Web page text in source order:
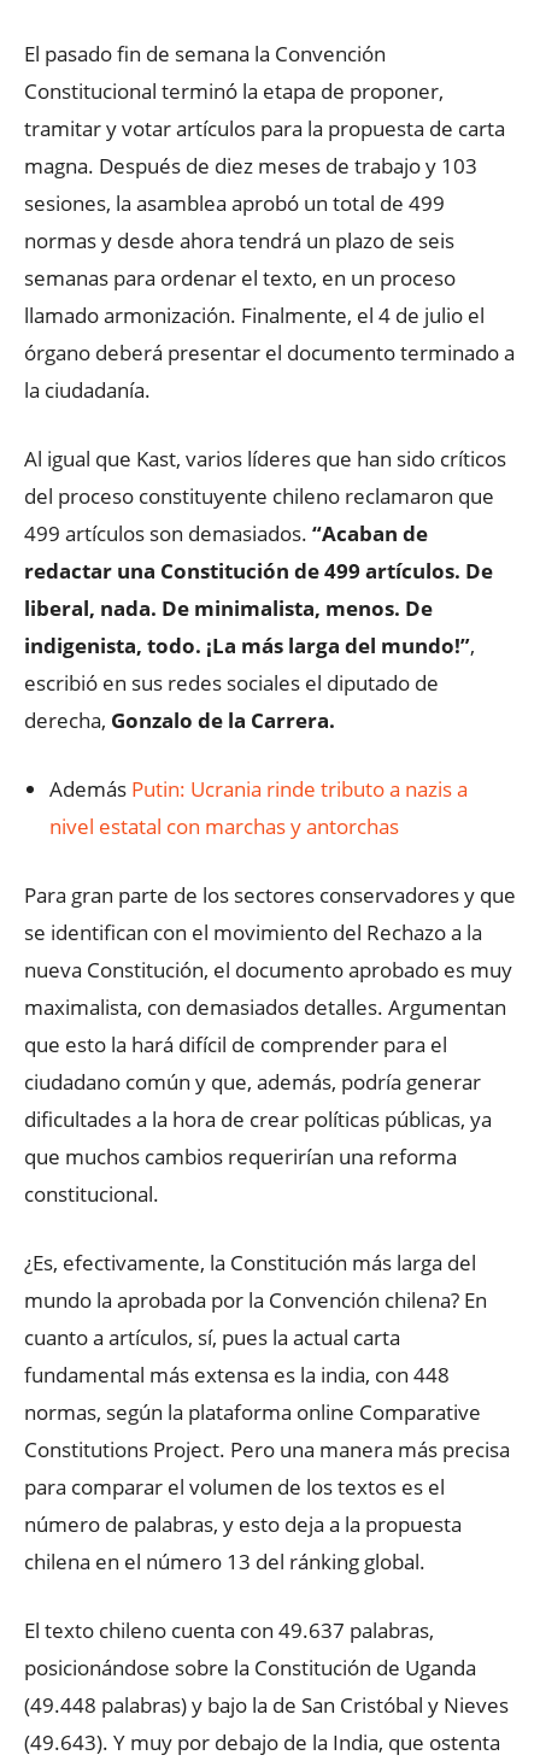
El pasado fin de semana la Convención
Constitucional terminó la etapa de proponer,
tramitar y votar artículos para la propuesta de carta
magna. Después de diez meses de trabajo y 103
sesiones, la asamblea aprobó un total de 499
normas y desde ahora tendrá un plazo de seis
semanas para ordenar el texto, en un proceso
llamado armonización. Finalmente, el 4 de julio el
órgano deberá presentar el documento terminado a
la ciudadanía.
Al igual que Kast, varios líderes que han sido críticos
del proceso constituyente chileno reclamaron que
499 artículos son demasiados. “Acaban de
redactar una Constitución de 499 artículos. De
liberal, nada. De minimalista, menos. De
indigenista, todo. ¡La más larga del mundo!”,
escribió en sus redes sociales el diputado de
derecha, Gonzalo de la Carrera.
Además Putin: Ucrania rinde tributo a nazis a
nivel estatal con marchas y antorchas
Para gran parte de los sectores conservadores y que
se identifican con el movimiento del Rechazo a la
nueva Constitución, el documento aprobado es muy
maximalista, con demasiados detalles. Argumentan
que esto la hará difícil de comprender para el
ciudadano común y que, además, podría generar
dificultades a la hora de crear políticas públicas, ya
que muchos cambios requerirían una reforma
constitucional.
¿Es, efectivamente, la Constitución más larga del
mundo la aprobada por la Convención chilena? En
cuanto a artículos, sí, pues la actual carta
fundamental más extensa es la india, con 448
normas, según la plataforma online Comparative
Constitutions Project. Pero una manera más precisa
para comparar el volumen de los textos es el
número de palabras, y esto deja a la propuesta
chilena en el número 13 del ránking global.
El texto chileno cuenta con 49.637 palabras,
posicionándose sobre la Constitución de Uganda
(49.448 palabras) y bajo la de San Cristóbal y Nieves
(49.643). Y muy por debajo de la India, que ostenta